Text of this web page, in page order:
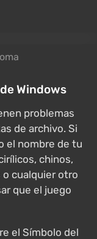
Windows
problemas
de archivo. Si
el nombre de tu
chinos,
o cualquier otro
que el juego
el Símbolo del